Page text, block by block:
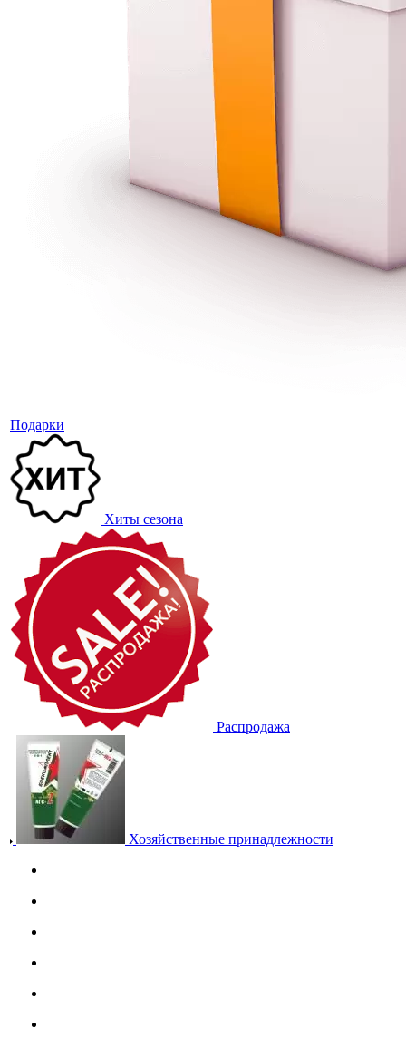
Подарки
Хиты сезона
Распродажа
Хозяйственные принадлежности